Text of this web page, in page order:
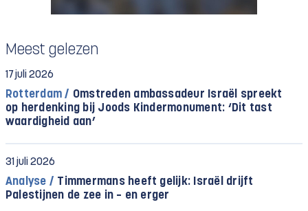
Meest gelezen
17 juli 2026
Rotterdam / Omstreden ambassadeur Israël spreekt
op herdenking bij Joods Kindermonument: ‘Dit tast
waardigheid aan’
31 juli 2026
Analyse / Timmermans heeft gelijk: Israël drijft
Palestijnen de zee in – en erger